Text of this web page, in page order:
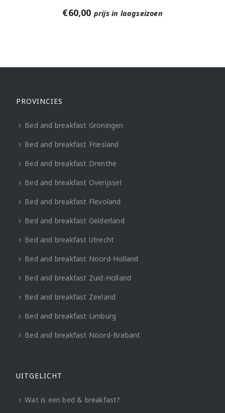
€60,00 prijs in laagseizoen
PROVINCIES
Bed and breakfast Groningen
Bed and breakfast Friesland
Bed and breakfast Drenthe
Bed and breakfast Overijssel
Bed and breakfast Flevoland
Bed and breakfast Gelderland
Bed and breakfast Utrecht
Bed and breakfast Noord-Holland
Bed and breakfast Zuid-Holland
Bed and breakfast Zeeland
Bed and breakfast Limburg
Bed and breakfast Noord-Brabant
UITGELICHT
Wat is een bed & breakfast?